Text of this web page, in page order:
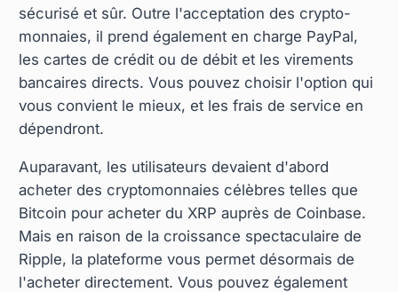
sécurisé et sûr. Outre l'acceptation des crypto-
monnaies, il prend également en charge PayPal,
les cartes de crédit ou de débit et les virements
bancaires directs. Vous pouvez choisir l'option qui
vous convient le mieux, et les frais de service en
dépendront.
Auparavant, les utilisateurs devaient d'abord
acheter des cryptomonnaies célèbres telles que
Bitcoin pour acheter du XRP auprès de Coinbase.
Mais en raison de la croissance spectaculaire de
Ripple, la plateforme vous permet désormais de
l'acheter directement. Vous pouvez également